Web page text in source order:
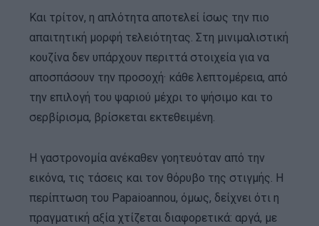
Και τρίτον, η απλότητα αποτελεί ίσως την πιο
απαιτητική μορφή τελειότητας. Στη μινιμαλιστική
κουζίνα δεν υπάρχουν περιττά στοιχεία για να
αποσπάσουν την προσοχή· κάθε λεπτομέρεια, από
την επιλογή του ψαριού μέχρι το ψήσιμο και το
σερβίρισμα, βρίσκεται εκτεθειμένη.
Η γαστρονομία ανέκαθεν γοητευόταν από την
εικόνα, τις τάσεις και τον θόρυβο της στιγμής. Η
περίπτωση του Papaioannou, όμως, δείχνει ότι η
πραγματική αξία χτίζεται διαφορετικά: αργά, με